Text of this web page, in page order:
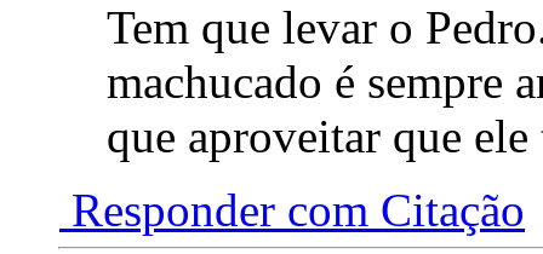
Tem que levar o
machucado é
que aproveitar que
Responder com Citação